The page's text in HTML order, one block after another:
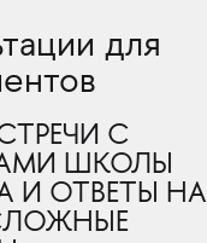
для
С
ШКОЛЫ
И ОТВЕТЫ НА